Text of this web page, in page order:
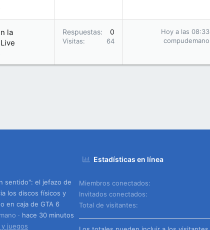
la
Respuestas 0
Visitas 64
Hoy a las 08:33
compudemano
sentido": el jefazo de
los discos físicos y
en caja de GTA 6
hace 30 minutos
juegos
Estadísticas en línea
Miembros conectados
Invitados conectados
Total de visitantes